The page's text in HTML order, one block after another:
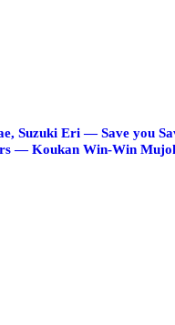
Suzuki Eri — Save you
— Koukan Win-Win